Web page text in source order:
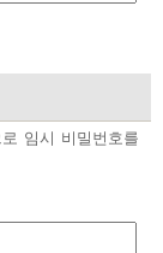
임시 비밀번호를